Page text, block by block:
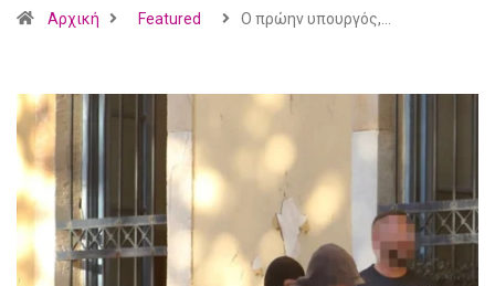
Αρχική Featured Ο πρώην υπουργός,…